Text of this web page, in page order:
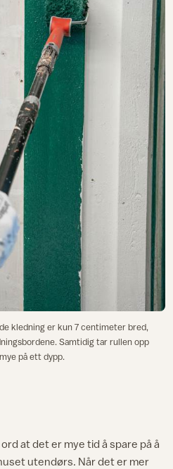
kledning er kun 7 centimeter bred,
Samtidig tar rullen opp
på ett dypp.
at det er mye tid å spare på å
utendørs. Når det er mer